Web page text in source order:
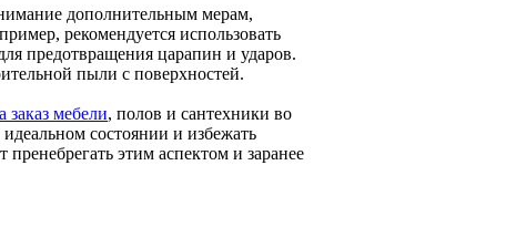
дополнительным мерам,
рекомендуется использовать
предотвращения царапин и ударов.
пыли с поверхностей.
заказ мебели, полов и сантехники во
состоянии и избежать
этим аспектом и заранее